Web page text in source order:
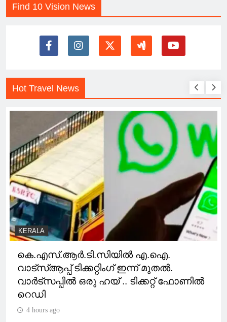
Find 10 Vision News
Hot Travel News
KERALA
കെ.എസ്.ആര്‍.ടി.സിയില്‍ എ.ഐ.
വാട്സ്ആപ്പ് ടിക്കറ്റിംഗ് ഇന്ന് മുതല്‍.
വാർട്സപ്പിൽ ഒരു ഹയ് .. ടിക്കറ്റ് ഫോണിൽ
റെഡി
4 hours ago